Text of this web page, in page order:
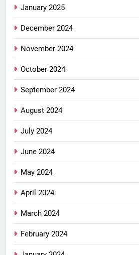
January 2025
December 2024
November 2024
October 2024
September 2024
August 2024
July 2024
June 2024
May 2024
April 2024
March 2024
February 2024